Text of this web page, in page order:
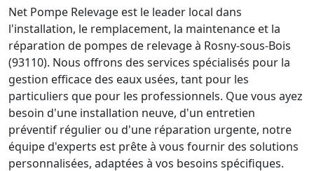
Net Pompe Relevage est le leader local dans
l'installation, le remplacement, la maintenance et la
réparation de pompes de relevage à Rosny-sous-Bois
(93110). Nous offrons des services spécialisés pour la
gestion efficace des eaux usées, tant pour les
particuliers que pour les professionnels. Que vous ayez
besoin d'une installation neuve, d'un entretien
préventif régulier ou d'une réparation urgente, notre
équipe d'experts est prête à vous fournir des solutions
personnalisées, adaptées à vos besoins spécifiques.